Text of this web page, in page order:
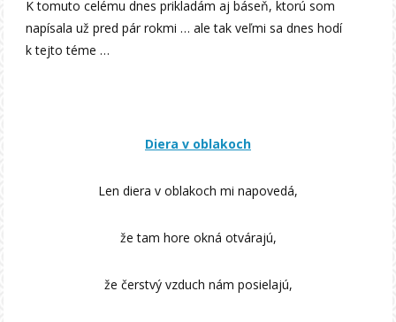
K tomuto celému dnes prikladám aj báseň, ktorú som
napísala už pred pár rokmi … ale tak veľmi sa dnes hodí
k tejto téme …
Diera v oblakoch
Len diera v oblakoch mi napovedá,
že tam hore okná otvárajú,
že čerstvý vzduch nám posielajú,